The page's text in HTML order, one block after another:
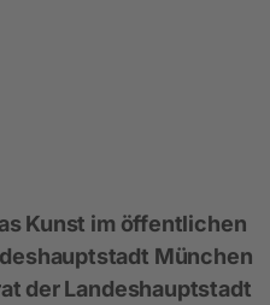
Kunst im öffentlichen
München
der Landeshauptstadt